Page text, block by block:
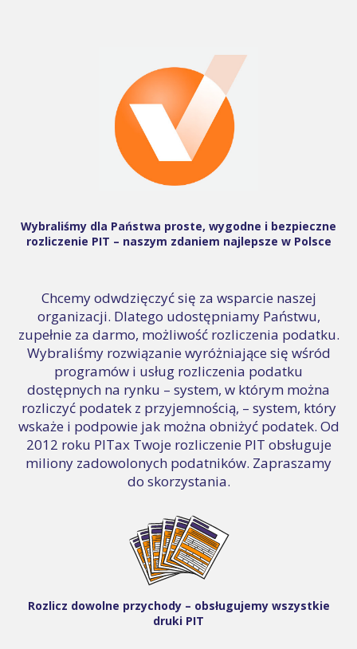
Wybraliśmy dla Państwa proste, wygodne i bezpieczne
rozliczenie PIT – naszym zdaniem najlepsze w Polsce
Chcemy odwdzięczyć się za wsparcie naszej
organizacji. Dlatego udostępniamy Państwu,
zupełnie za darmo, możliwość rozliczenia podatku.
Wybraliśmy rozwiązanie wyróżniające się wśród
programów i usług rozliczenia podatku
dostępnych na rynku – system, w którym można
rozliczyć podatek z przyjemnością, – system, który
wskaże i podpowie jak można obniżyć podatek. Od
2012 roku PITax Twoje rozliczenie PIT obsługuje
miliony zadowolonych podatników. Zapraszamy
do skorzystania.
Rozlicz dowolne przychody – obsługujemy wszystkie
druki PIT